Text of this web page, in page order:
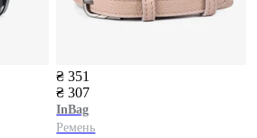
₴ 351
₴ 307
InBag
Ремень